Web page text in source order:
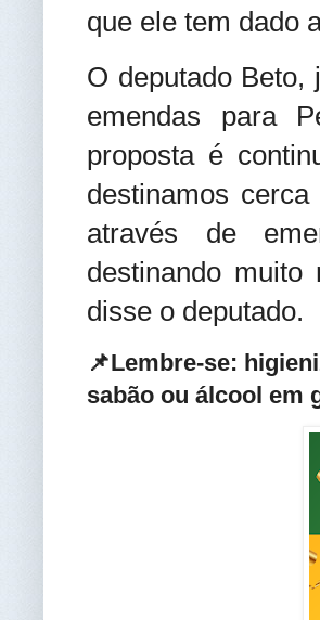
que ele tem dado
O deputado
emendas para
proposta é
destinamos
através de
destinando muito
disse o deputado.
📌Lembre-se:
sabão ou álcool em